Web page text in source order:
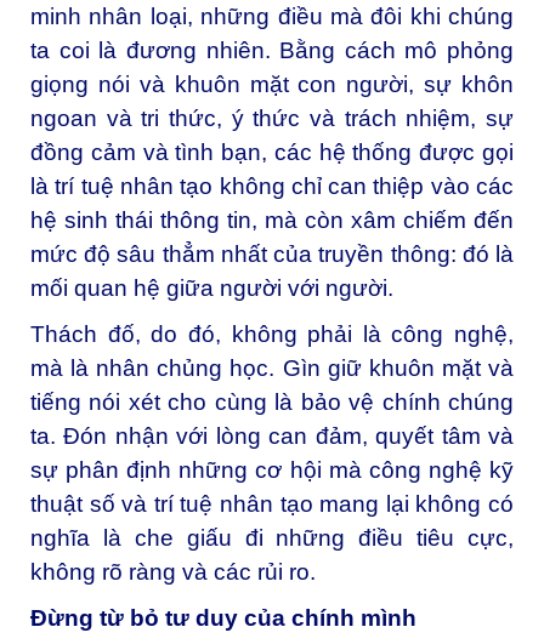
minh nhân loại, những điều mà đôi khi chúng
ta coi là đương nhiên. Bằng cách mô phỏng
giọng nói và khuôn mặt con người, sự khôn
ngoan và tri thức, ý thức và trách nhiệm, sự
đồng cảm và tình bạn, các hệ thống được gọi
là trí tuệ nhân tạo không chỉ can thiệp vào các
hệ sinh thái thông tin, mà còn xâm chiếm đến
mức độ sâu thẳm nhất của truyền thông: đó là
mối quan hệ giữa người với người.
Thách đố, do đó, không phải là công nghệ,
mà là nhân chủng học. Gìn giữ khuôn mặt và
tiếng nói xét cho cùng là bảo vệ chính chúng
ta. Đón nhận với lòng can đảm, quyết tâm và
sự phân định những cơ hội mà công nghệ kỹ
thuật số và trí tuệ nhân tạo mang lại không có
nghĩa là che giấu đi những điều tiêu cực,
không rõ ràng và các rủi ro.
Đừng từ bỏ tư duy của chính mình